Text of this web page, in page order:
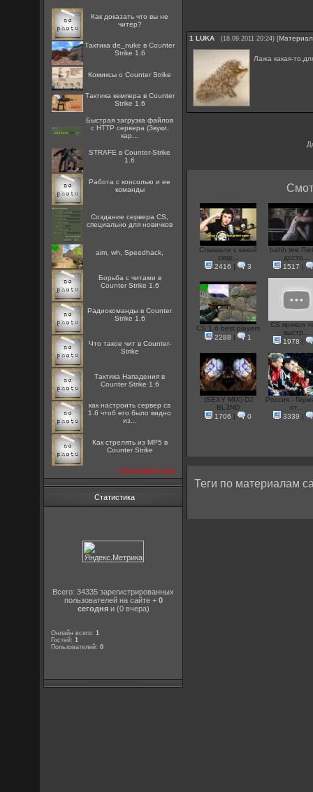
Как доказать что вы не
читер?
Тактика de_nuke в Counter
Strike 1.6
Комиксы о Counter Strike
Тактика кемпера в Counter
Strike 1.6
Быстрая загрузка файлов
с HTTP сервера (Звуки,
кар...
STRAFE в Counter-Strike
1.6
Работа с консолью и ее
команды
Создание сервера CS,
специально для новичков
aim, wh, Speedhack,
Борьба с читами в
Counter Strike 1.6
Радиокоманды в Counter
Strike 1.6
Что такое чит в Counter-
Strike
Тактика Нападения в
Counter Strike 1.6
как настроить сервер cs
1.6 чтоб его было видно
из...
Как стрелять из MP5 в
Counter Strike
посмотреть все
Статистика
Всего: 34335 зарегистрированных
пользователей на сайте + 0
сегодняи (0 вчера)
Онлайн всего:1
Гостей:1
Пользователей:0
1 LUKA (18.09.2011 20:24) [Материал
Лажа какая-
Слышали с какой
скор...
2416 | 3
bahh tee
досто...
1517 |
CS 1.6 best players
2288 | 1
CS прикол
выстр...
1978 |
(SEXY MIX) DJ
BL3ND
1706 | 0
Россия -
от...
3339 |
Теги по материалам